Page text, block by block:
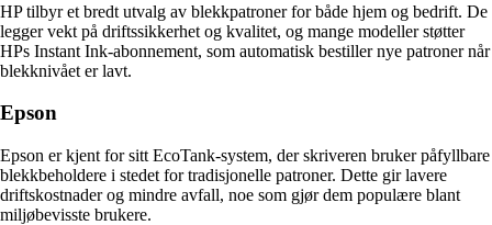
HP tilbyr et bredt utvalg av blekkpatroner for både hjem og bedrift. De
legger vekt på driftssikkerhet og kvalitet, og mange modeller støtter
HPs Instant Ink-abonnement, som automatisk bestiller nye patroner når
blekknivået er lavt.
Epson
Epson er kjent for sitt EcoTank-system, der skriveren bruker påfyllbare
blekkbeholdere i stedet for tradisjonelle patroner. Dette gir lavere
driftskostnader og mindre avfall, noe som gjør dem populære blant
miljøbevisste brukere.